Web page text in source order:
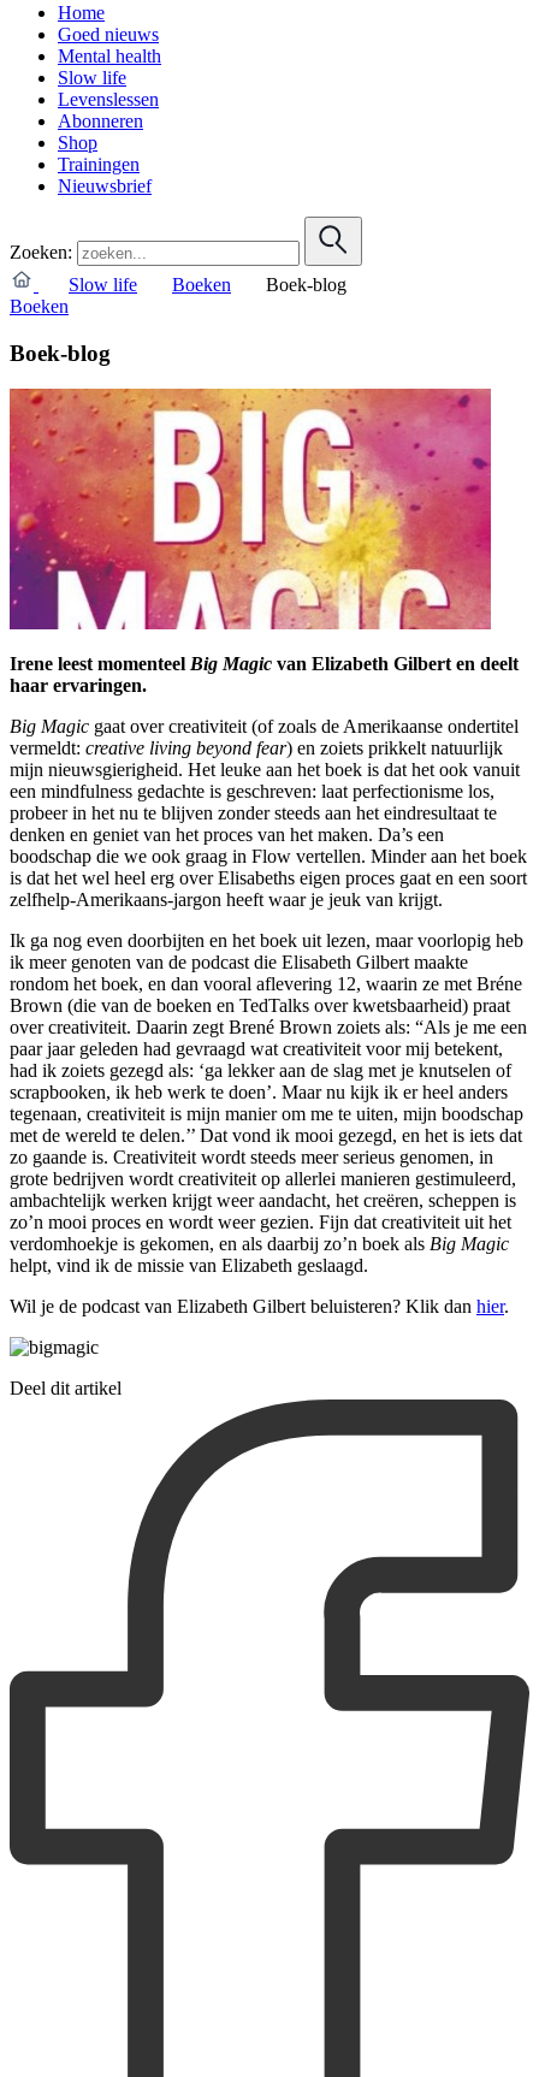
Home
Goed nieuws
Mental health
Slow life
Levenslessen
Abonneren
Shop
Trainingen
Nieuwsbrief
Zoeken:
Slow life
Boeken
Boek-blog
Boeken
Boek-blog
Irene leest momenteel Big Magic van Elizabeth Gilbert en deelt
haar ervaringen.
Big Magic gaat over creativiteit (of zoals de Amerikaanse ondertitel
vermeldt: creative living beyond fear) en zoiets prikkelt natuurlijk
mijn nieuwsgierigheid. Het leuke aan het boek is dat het ook vanuit
een mindfulness gedachte is geschreven: laat perfectionisme los,
probeer in het nu te blijven zonder steeds aan het eindresultaat te
denken en geniet van het proces van het maken. Da’s een
boodschap die we ook graag in Flow vertellen. Minder aan het boek
is dat het wel heel erg over Elisabeths eigen proces gaat en een soort
zelfhelp-Amerikaans-jargon heeft waar je jeuk van krijgt.
Ik ga nog even doorbijten en het boek uit lezen, maar voorlopig heb
ik meer genoten van de podcast die Elisabeth Gilbert maakte
rondom het boek, en dan vooral aflevering 12, waarin ze met Bréne
Brown (die van de boeken en TedTalks over kwetsbaarheid) praat
over creativiteit. Daarin zegt Brené Brown zoiets als: “Als je me een
paar jaar geleden had gevraagd wat creativiteit voor mij betekent,
had ik zoiets gezegd als: ‘ga lekker aan de slag met je knutselen of
scrapbooken, ik heb werk te doen’. Maar nu kijk ik er heel anders
tegenaan, creativiteit is mijn manier om me te uiten, mijn boodschap
met de wereld te delen.’’ Dat vond ik mooi gezegd, en het is iets dat
zo gaande is. Creativiteit wordt steeds meer serieus genomen, in
grote bedrijven wordt creativiteit op allerlei manieren gestimuleerd,
ambachtelijk werken krijgt weer aandacht, het creëren, scheppen is
zo’n mooi proces en wordt weer gezien. Fijn dat creativiteit uit het
verdomhoekje is gekomen, en als daarbij zo’n boek als Big Magic
helpt, vind ik de missie van Elizabeth geslaagd.
Wil je de podcast van Elizabeth Gilbert beluisteren? Klik dan hier.
Deel dit artikel